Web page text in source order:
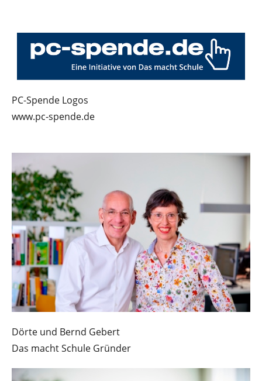
PC-Spende Logos
www.pc-spende.de
Dörte und Bernd Gebert
Das macht Schule Gründer